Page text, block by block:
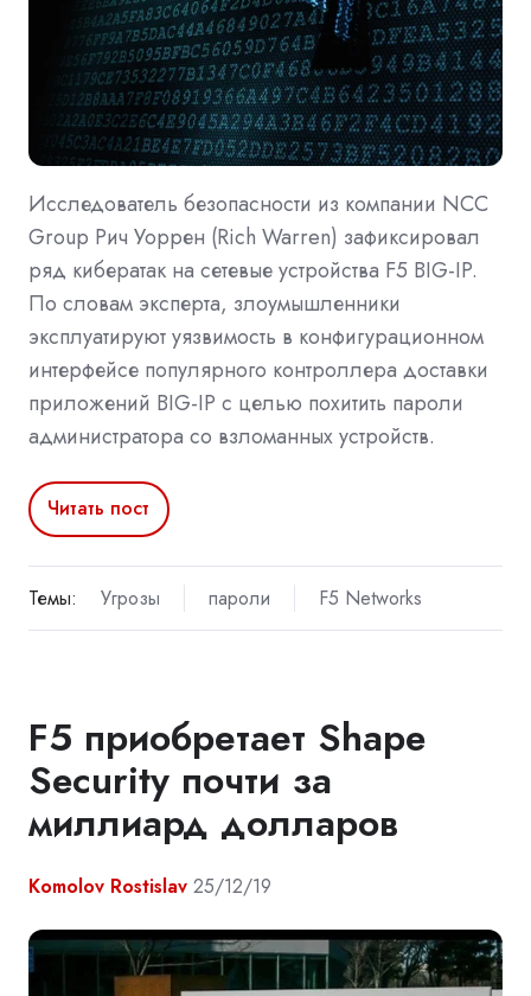
Исследователь безопасности из компании NCC
Group Рич Уоррен (Rich Warren) зафиксировал
ряд кибератак на сетевые устройства F5 BIG-IP.
По словам эксперта, злоумышленники
эксплуатируют уязвимость в конфигурационном
интерфейсе популярного контроллера доставки
приложений BIG-IP с целью похитить пароли
администратора со взломанных устройств.
Читать пост
Темы: Угрозы пароли F5 Networks
F5 приобретает Shape
Security почти за
миллиард долларов
Komolov Rostislav 25/12/19